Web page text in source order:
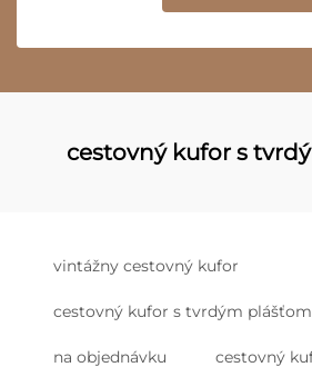
cestovný kufor s
vintážny cestovný kufor
cestovný kufor s tvrdým plášťom
na objednávku cestovný